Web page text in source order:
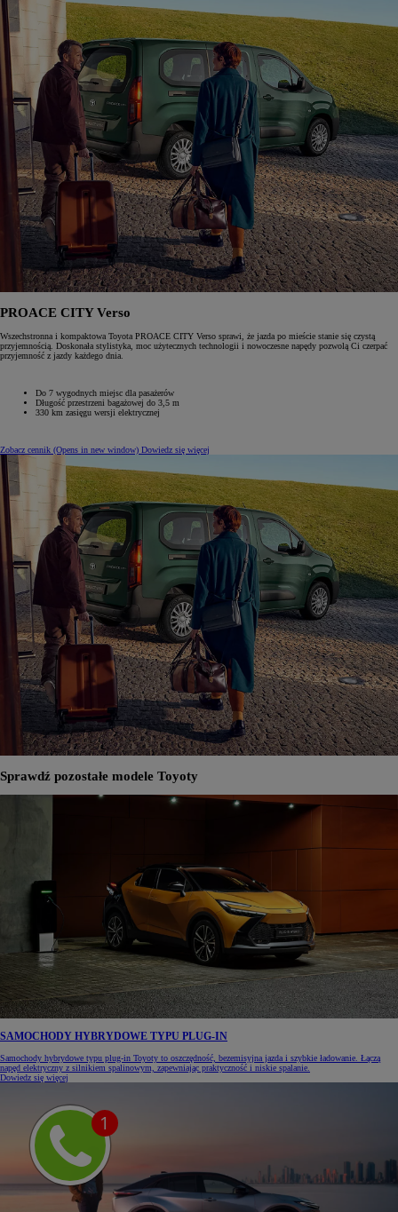
PROACE CITY Verso
Wszechstronna i kompaktowa Toyota PROACE CITY Verso sprawi, że jazda po mieście stanie się czystą
przyjemnością. Doskonała stylistyka, moc użytecznych technologii i nowoczesne napędy pozwolą Ci czerpać
przyjemność z jazdy każdego dnia.
Do 7 wygodnych miejsc dla pasażerów
Długość przestrzeni bagażowej do 3,5 m
330 km zasięgu wersji elektrycznej
Zobacz cennik (Opens in new window) Dowiedz się więcej
Sprawdź pozostałe modele Toyoty
SAMOCHODY HYBRYDOWE TYPU PLUG-IN
Samochody hybrydowe typu plug-in Toyoty to oszczędność, bezemisyjna jazda i szybkie ładowanie. Łączą
napęd elektryczny z silnikiem spalinowym, zapewniając praktyczność i niskie spalanie.
Dowiedz się więcej